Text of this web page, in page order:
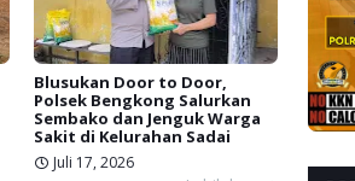
Blusukan Door to Door,
Polsek Bengkong Salurkan
Sembako dan Jenguk Warga
Sakit di Kelurahan Sadai
Juli 17, 2026